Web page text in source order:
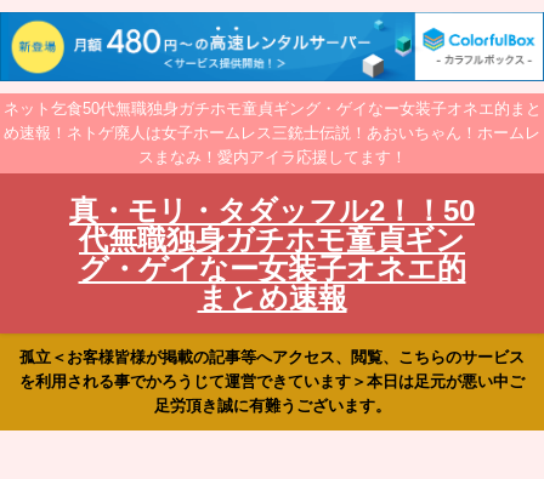
ネット乞食50代無職独身ガチホモ童貞ギング・ゲイなー女装子オネエ的まと
め速報！ネトゲ廃人は女子ホームレス三銃士伝説！あおいちゃん！ホームレ
スまなみ！愛内アイラ応援してます！
真・モリ・タダッフル2！！50
代無職独身ガチホモ童貞ギン
グ・ゲイなー女装子オネエ的
まとめ速報
孤立＜お客様皆様が掲載の記事等へアクセス、閲覧、こちらのサービス
を利用される事でかろうじて運営できています＞本日は足元が悪い中ご
足労頂き誠に有難うございます。